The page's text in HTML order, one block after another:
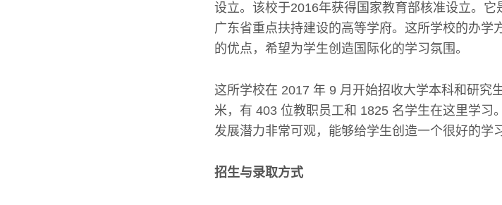
设立。该校于2016年获得国家教育部核准设立。
广东省重点扶持建设的高等学府。这所学校的办学
的优点，希望为学生创造国际化的学习氛围。
这所学校在 2017 年 9 月开始招收大学本科和研究
米，有 403 位教职员工和 1825 名学生在这里学习
发展潜力非常可观，能够给学生创造一个很好的学
招生与录取方式